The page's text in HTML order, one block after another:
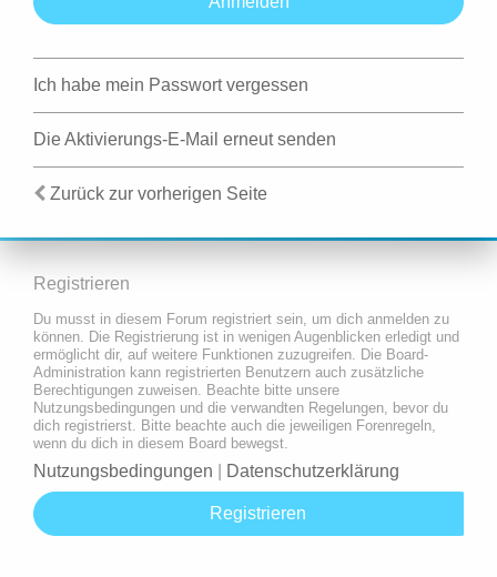
Ich habe mein Passwort vergessen
Die Aktivierungs-E-Mail erneut senden
Zurück zur vorherigen Seite
Registrieren
Du musst in diesem Forum registriert sein, um dich anmelden zu
können. Die Registrierung ist in wenigen Augenblicken erledigt und
ermöglicht dir, auf weitere Funktionen zuzugreifen. Die Board-
Administration kann registrierten Benutzern auch zusätzliche
Berechtigungen zuweisen. Beachte bitte unsere
Nutzungsbedingungen und die verwandten Regelungen, bevor du
dich registrierst. Bitte beachte auch die jeweiligen Forenregeln,
wenn du dich in diesem Board bewegst.
Nutzungsbedingungen Datenschutzerklärung
Registrieren